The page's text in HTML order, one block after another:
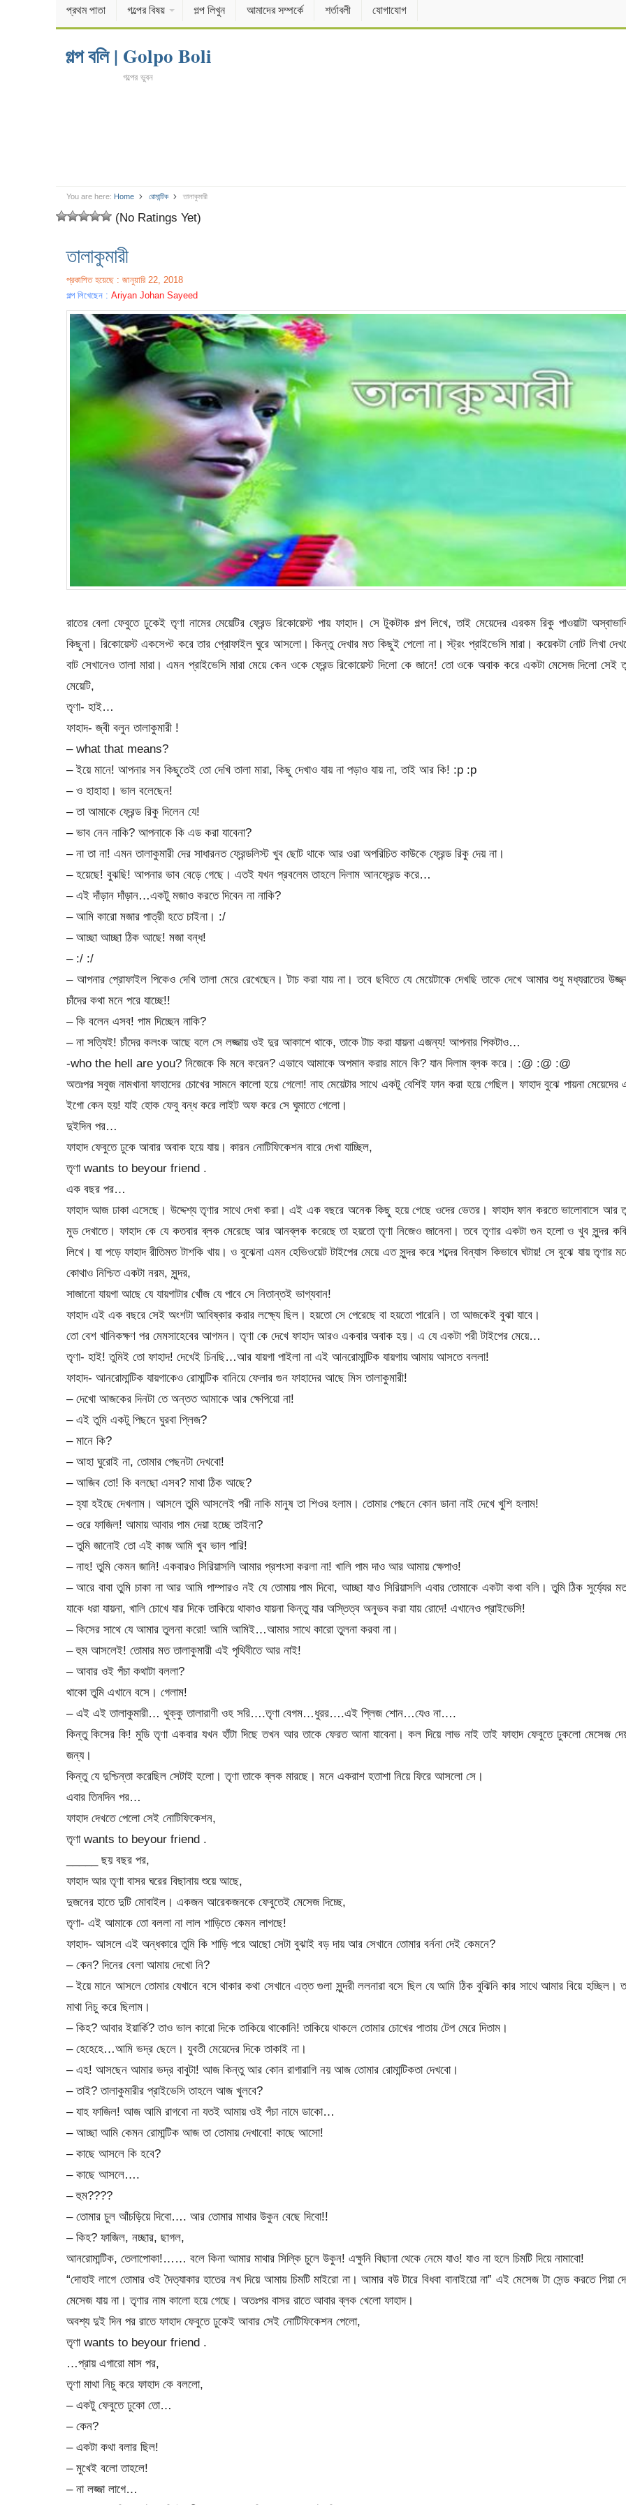
প্রথম পাতা গল্পের বিষয় গল্প লিখুন আমাদের সম্পর্কে শর্তাবলী যোগাযোগ
গল্প বলি | Golpo Boli
গল্পের ভুবন
You are here: Home রোমান্টিক তালাকুমারী
(No Ratings Yet)
তালাকুমারী
প্রকাশিত হয়েছে : জানুয়ারি 22, 2018
গল্প লিখেছেন : Ariyan Johan Sayeed
রাতের বেলা ফেবুতে ঢুকেই তৃণা নামের মেয়েটির ফ্রেন্ড রিকোয়েস্ট পায় ফাহাদ। সে টুকটাক গল্প লিখে, তাই মেয়েদের এরকম রিকু পাওয়াটা
কিছুনা। রিকোয়েস্ট একসেপ্ট করে তার প্রোফাইল ঘুরে আসলো। কিন্তু দেখার মত কিছুই পেলো না। স্ট্রং প্রাইভেসি মারা। কয়েকটা নোট লিখা
বাট সেখানেও তালা মারা। এমন প্রাইভেসি মারা মেয়ে কেন ওকে ফ্রেন্ড রিকোয়েস্ট দিলো কে জানে! তো ওকে অবাক করে একটা মেসেজ দিলো সেই
মেয়েটি,
তৃণা- হাই…
ফাহাদ- জ্বী বলুন তালাকুমারী !
– what that means?
– ইয়ে মানে! আপনার সব কিছুতেই তো দেখি তালা মারা, কিছু দেখাও যায় না পড়াও যায় না, তাই আর কি! :p :p
– ও হাহাহা। ভাল বলেছেন!
– তা আমাকে ফ্রেন্ড রিকু দিলেন যে!
– ভাব নেন নাকি? আপনাকে কি এড করা যাবেনা?
– না তা না! এমন তালাকুমারী দের সাধারনত ফ্রেন্ডলিস্ট খুব ছোট থাকে আর ওরা অপরিচিত কাউকে ফ্রেন্ড রিকু দেয় না।
– হয়েছে! বুঝছি! আপনার ভাব বেড়ে গেছে। এতই যখন প্রবলেম তাহলে দিলাম আনফ্রেন্ড করে…
– এই দাঁড়ান দাঁড়ান…একটু মজাও করতে দিবেন না নাকি?
– আমি কারো মজার পাত্রী হতে চাইনা। :/
– আচ্ছা আচ্ছা ঠিক আছে! মজা বন্ধ!
– :/ :/
– আপনার প্রোফাইল পিকেও দেখি তালা মেরে রেখেছেন। টাচ করা যায় না। তবে ছবিতে যে মেয়েটাকে দেখছি তাকে দেখে আমার শুধু মধ্যরাতের
চাঁদের কথা মনে পরে যাচ্ছে!!
– কি বলেন এসব! পাম দিচ্ছেন নাকি?
– না সত্যিই! চাঁদের কলংক আছে বলে সে লজ্জায় ওই দুর আকাশে থাকে, তাকে টাচ করা যায়না এজন্য! আপনার পিকটাও…
-who the hell are you? নিজেকে কি মনে করেন? এভাবে আমাকে অপমান করার মানে কি? যান দিলাম ব্লক করে। :@ :@ :@
অতঃপর সবুজ নামখানা ফাহাদের চোখের সামনে কালো হয়ে গেলো! নাহ মেয়েটার সাথে একটু বেশিই ফান করা হয়ে গেছিল। ফাহাদ বুঝে পায়না মেয়েদের
ইগো কেন হয়! যাই হোক ফেবু বন্ধ করে লাইট অফ করে সে ঘুমাতে গেলো।
দুইদিন পর…
ফাহাদ ফেবুতে ঢুকে আবার অবাক হয়ে যায়। কারন নোটিফিকেশন বারে দেখা যাচ্ছিল,
তৃণা wants to beyour friend .
এক বছর পর…
ফাহাদ আজ ঢাকা এসেছে। উদ্দেশ্য তৃণার সাথে দেখা করা। এই এক বছরে অনেক কিছু হয়ে গেছে ওদের ভেতর। ফাহাদ ফান করতে ভালোবাসে আর
মুড দেখাতে। ফাহাদ কে যে কতবার ব্লক মেরেছে আর আনব্লক করেছে তা হয়তো তৃণা নিজেও জানেনা। তবে তৃণার একটা গুন হলো ও খুব সুন্দর
লিখে। যা পড়ে ফাহাদ রীতিমত টাশকি খায়। ও বুঝেনা এমন হেভিওয়েট টাইপের মেয়ে এত সুন্দর করে শব্দের বিন্যাস কিভাবে ঘটায়! সে বুঝে যায় তৃণার
কোথাও নিশ্চিত একটা নরম, সুন্দর,
সাজানো যায়গা আছে যে যায়গাটার খোঁজ যে পাবে সে নিতান্তই ভাগ্যবান!
ফাহাদ এই এক বছরে সেই অংশটা আবিষ্কার করার লক্ষ্যে ছিল। হয়তো সে পেরেছে বা হয়তো পারেনি। তা আজকেই বুঝা যাবে।
তো বেশ খানিকক্ষণ পর মেমসাহেবের আগমন। তৃণা কে দেখে ফাহাদ আরও একবার অবাক হয়। এ যে একটা পরী টাইপের মেয়ে…
তৃণা- হাই! তুমিই তো ফাহাদ! দেখেই চিনছি…আর যায়গা পাইলা না এই আনরোমান্টিক যায়গায় আমায় আসতে বললা!
ফাহাদ- আনরোমান্টিক যায়গাকেও রোমান্টিক বানিয়ে ফেলার গুন ফাহাদের আছে মিস তালাকুমারী!
– দেখো আজকের দিনটা তে অন্তত আমাকে আর ক্ষেপিয়ো না!
– এই তুমি একটু পিছনে ঘুরবা প্লিজ?
– মানে কি?
– আহা ঘুরোই না, তোমার পেছনটা দেখবো!
– আজিব তো! কি বলছো এসব? মাথা ঠিক আছে?
– হ্যা হইছে দেখলাম। আসলে তুমি আসলেই পরী নাকি মানুষ তা শিওর হলাম। তোমার পেছনে কোন ডানা নাই দেখে খুশি হলাম!
– ওরে ফাজিল! আমায় আবার পাম দেয়া হচ্ছে তাইনা?
– তুমি জানোই তো এই কাজ আমি খুব ভাল পারি!
– নাহ! তুমি কেমন জানি! একবারও সিরিয়াসলি আমার প্রশংসা করলা না! খালি পাম দাও আর আমায় ক্ষেপাও!
– আরে বাবা তুমি চাকা না আর আমি পাম্পারও নই যে তোমায় পাম দিবো, আচ্ছা যাও সিরিয়াসলি এবার তোমাকে একটা কথা বলি। তুমি ঠিক সুর্য্যের
যাকে ধরা যায়না, খালি চোখে যার দিকে তাকিয়ে থাকাও যায়না কিন্তু যার অস্তিত্ব অনুভব করা যায় রোদে! এখানেও প্রাইভেসি!
– কিসের সাথে যে আমার তুলনা করো! আমি আমিই…আমার সাথে কারো তুলনা করবা না।
– হুম আসলেই! তোমার মত তালাকুমারী এই পৃথিবীতে আর নাই!
– আবার ওই পঁচা কথাটা বললা?
থাকো তুমি এখানে বসে। গেলাম!
– এই এই তালাকুমারী… থুক্কু তালারাণী ওহ সরি….তৃণা বেগম…ধুরর….এই প্লিজ শোন…যেও না….
কিন্তু কিসের কি! মুডি তৃণা একবার যখন হাঁটা দিছে তখন আর তাকে ফেরত আনা যাবেনা। কল দিয়ে লাভ নাই তাই ফাহাদ ফেবুতে ঢুকলো মেসেজ
জন্য।
কিন্তু যে দুশ্চিন্তা করেছিল সেটাই হলো। তৃণা তাকে ব্লক মারছে। মনে একরাশ হতাশা নিয়ে ফিরে আসলো সে।
এবার তিনদিন পর…
ফাহাদ দেখতে পেলো সেই নোটিফিকেশন,
তৃণা wants to beyour friend .
_____ ছয় বছর পর,
ফাহাদ আর তৃণা বাসর ঘরের বিছানায় শুয়ে আছে,
দুজনের হাতে দুটি মোবাইল। একজন আরেকজনকে ফেবুতেই মেসেজ দিচ্ছে,
তৃণা- এই আমাকে তো বললা না লাল শাড়িতে কেমন লাগছে!
ফাহাদ- আসলে এই অন্ধকারে তুমি কি শাড়ি পরে আছো সেটা বুঝাই বড় দায় আর সেখানে তোমার বর্ননা দেই কেমনে?
– কেন? দিনের বেলা আমায় দেখো নি?
– ইয়ে মানে আসলে তোমার যেখানে বসে থাকার কথা সেখানে এত্ত গুলা সুন্দরী ললনারা বসে ছিল যে আমি ঠিক বুঝিনি কার সাথে আমার বিয়ে হচ্ছিল।
মাথা নিচু করে ছিলাম।
– কিহ? আবার ইয়ার্কি? তাও ভাল কারো দিকে তাকিয়ে থাকোনি! তাকিয়ে থাকলে তোমার চোখের পাতায় টেপ মেরে দিতাম।
– হেহেহে…আমি ভদ্র ছেলে। যুবতী মেয়েদের দিকে তাকাই না।
– এহ! আসছেন আমার ভদ্র বাবুটা! আজ কিন্তু আর কোন রাগারাগি নয় আজ তোমার রোমান্টিকতা দেখবো।
– তাই? তালাকুমারীর প্রাইভেসি তাহলে আজ খুলবে?
– যাহ ফাজিল! আজ আমি রাগবো না যতই আমায় ওই পঁচা নামে ডাকো…
– আচ্ছা আমি কেমন রোমান্টিক আজ তা তোমায় দেখাবো! কাছে আসো!
– কাছে আসলে কি হবে?
– কাছে আসলে….
– হুম????
– তোমার চুল আঁচড়িয়ে দিবো…. আর তোমার মাথার উকুন বেছে দিবো!!
– কিহ? ফাজিল, নচ্ছার, ছাগল,
আনরোমান্টিক, তেলাপোকা!…… বলে কিনা আমার মাথার সিল্কি চুলে উকুন! এক্ষুনি বিছানা থেকে নেমে যাও! যাও না হলে চিমটি দিয়ে নামাবো!
“দোহাই লাগে তোমার ওই দৈত্যাকার হাতের নখ দিয়ে আমায় চিমটি মাইরো না। আমার বউ টারে বিধবা বানাইয়ো না” এই মেসেজ টা সেন্ড করতে গিয়া
মেসেজ যায় না। তৃণার নাম কালো হয়ে গেছে। অতঃপর বাসর রাতে আবার ব্লক খেলো ফাহাদ।
অবশ্য দুই দিন পর রাতে ফাহাদ ফেবুতে ঢুকেই আবার সেই নোটিফিকেশন পেলো,
তৃণা wants to beyour friend .
…প্রায় এগারো মাস পর,
তৃণা মাথা নিচু করে ফাহাদ কে বললো,
– একটু ফেবুতে ঢুকো তো…
– কেন?
– একটা কথা বলার ছিল!
– মুখেই বলো তাহলে!
– না লজ্জা লাগে…